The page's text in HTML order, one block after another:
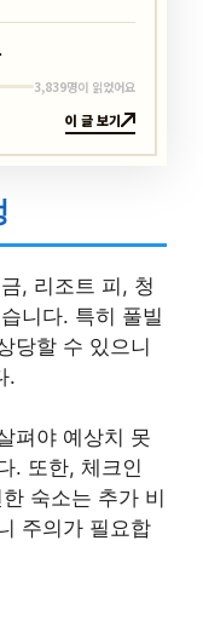
3,839명이 읽었어요
이 글 보기
, 리조트 피, 청
니다. 특히 풀빌
당할 수 있으니
.
펴야 예상치 못
. 또한, 체크인
숙소는 추가 비
주의가 필요합